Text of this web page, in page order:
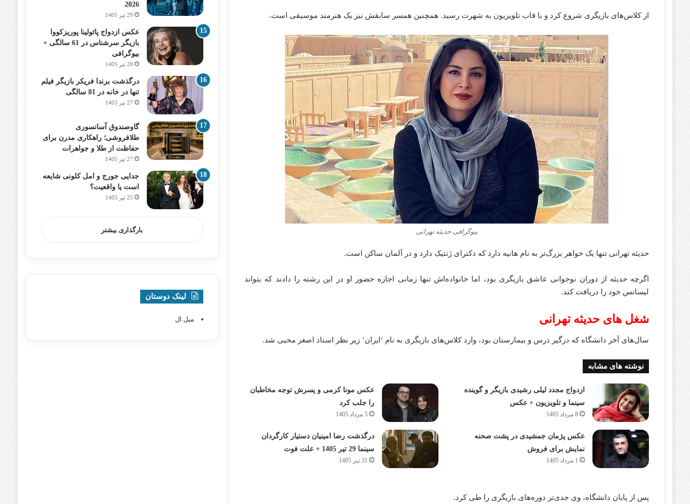
از کلاس‌های بازیگری شروع کرد و با قاب تلویزیون به شهرت رسید. همچنین همسر سابقش نیز یک هنرمند موسیقی است.
بیوگرافی حدیثه تهرانی
حدیثه تهرانی تنها یک خواهر بزرگ‌تر به نام هانیه دارد که دکترای ژنتیک دارد و در آلمان ساکن است.
اگرچه حدیثه از دوران نوجوانی عاشق بازیگری بود، اما خانواده‌اش تنها زمانی اجازه حضور او در این رشته را دادند که بتواند
لیسانس خود را دریافت کند.
شغل های حدیثه تهرانی
سال‌های آخر دانشگاه که درگیر درس و بیمارستان بود، وارد کلاس‌های بازیگری به نام ‘ایران’ زیر نظر استاد اصغر محبی شد.
نوشته های مشابه
ازدواج مجدد لیلی رشیدی بازیگر و گوینده
سینما و تلویزیون + عکس
8 مرداد 1405
عکس مونا کرمی و پسرش توجه مخاطبان
را جلب کرد
5 مرداد 1405
عکس پژمان جمشیدی در پشت صحنه
نمایش برای فروش
1 مرداد 1405
درگذشت رضا امینیان دستیار کارگردان
سینما 29 تیر 1405 + علت فوت
31 تیر 1405
پس از پایان دانشگاه، وی جدی‌تر دوره‌های بازیگری را طی کرد.
2026
29 تیر 1405
عکس ازدواج پائولینا پوریزکووا
بازیگر سرشناس در 61 سالگی +
بیوگرافی
28 تیر 1405
درگذشت برندا فریکر بازیگر فیلم
تنها در خانه در 81 سالگی
27 تیر 1405
گاوصندوق آسانسوری
طلافروشی؛ راهکاری مدرن برای
حفاظت از طلا و جواهرات
27 تیر 1405
جدایی جورج و امل کلونی شایعه
است یا واقعیت؟
25 تیر 1405
بارگذاری بیشتر
لینک دوستان
مبل ال